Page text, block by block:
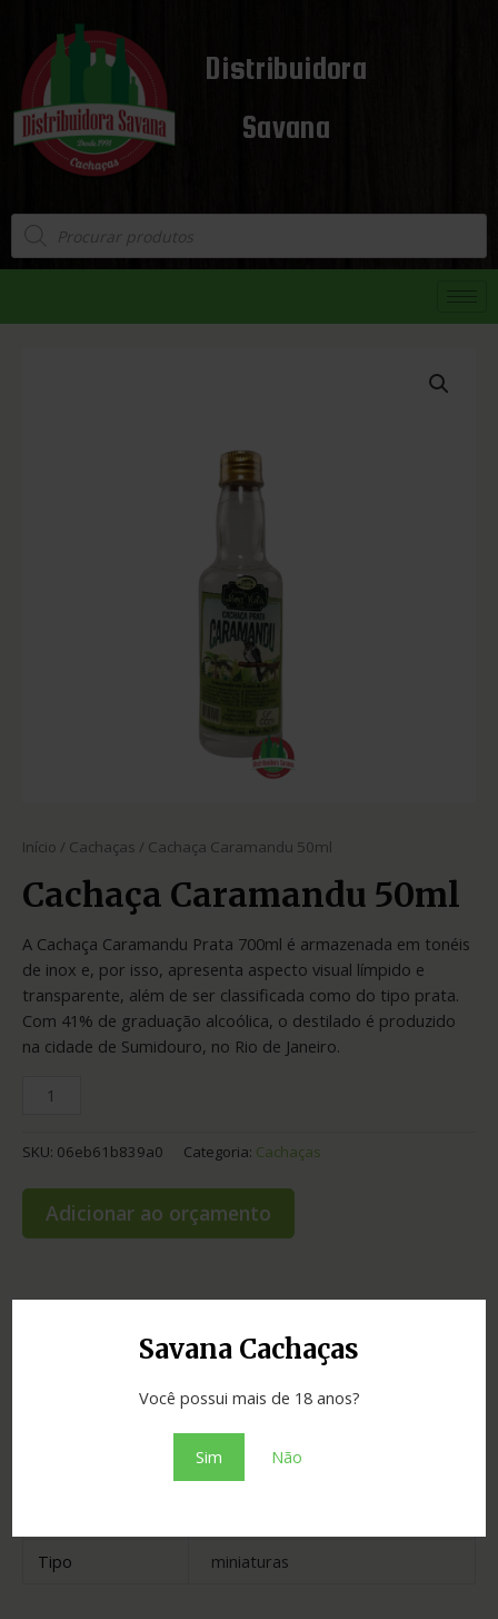
Savana Cachaças
Você possui mais de 18 anos?
Sim Não
Distribuidora
Savana
Início / Cachaças / Cachaça Caramandu 50ml
Cachaça Caramandu 50ml
A Cachaça Caramandu Prata 700ml é armazenada em tonéis
de inox e, por isso, apresenta aspecto visual límpido e
transparente, além de ser classificada como do tipo prata.
Com 41% de graduação alcoólica, o destilado é produzido
na cidade de Sumidouro, no Rio de Janeiro.
SKU: 06eb61b839a0 Categoria: Cachaças
Adicionar ao orçamento
Sumidouro
Tipo
miniaturas